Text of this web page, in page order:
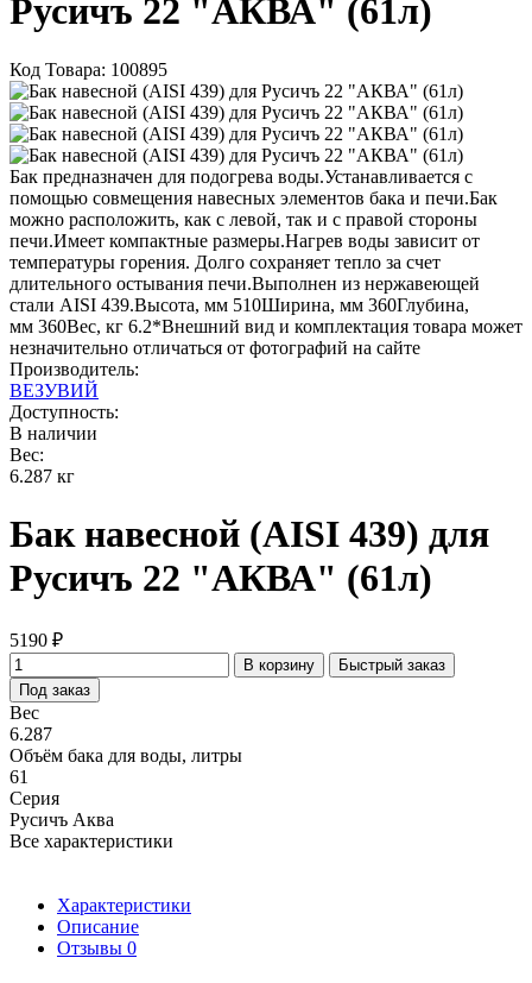
Русичъ 22 "АКВА" (61л)
Код Товара: 100895
Бак предназначен для подогрева воды.Устанавливается с
помощью совмещения навесных элементов бака и печи.Бак
можно расположить, как с левой, так и с правой стороны
печи.Имеет компактные размеры.Нагрев воды зависит от
температуры горения. Долго сохраняет тепло за счет
длительного остывания печи.Выполнен из нержавеющей
стали AISI 439.Высота, мм 510Ширина, мм 360Глубина,
мм 360Вес, кг 6.2*Внешний вид и комплектация товара может
незначительно отличаться от фотографий на сайте
Производитель:
ВЕЗУВИЙ
Доступность:
В наличии
Вес:
6.287 кг
Бак навесной (AISI 439) для
Русичъ 22 "АКВА" (61л)
5190 ₽
В корзину
Быстрый заказ
Под заказ
Вес
6.287
Объём бака для воды, литры
61
Серия
Русичъ Аква
Все характеристики
Характеристики
Описание
Отзывы 0